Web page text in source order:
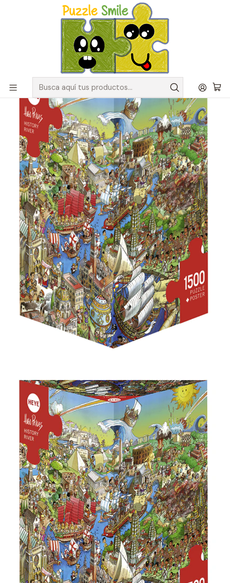
Envíos GRATIS para pedidos sobre $50.000 en Regiones de la
Catálogo de Puzzles y Rompecabezas
Marcas
Puzzle 1500 Piezas | History River